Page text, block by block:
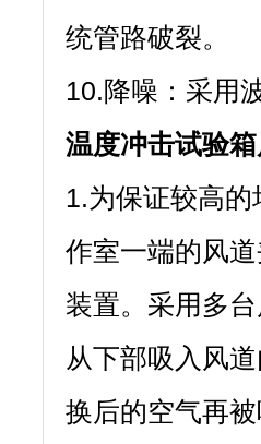
统管路破裂。
10.降噪：采
温度冲击试验
1.为保证较高的
作室一端的风道夹
装置。采用
从下部吸入风道
换后的空气再被吸